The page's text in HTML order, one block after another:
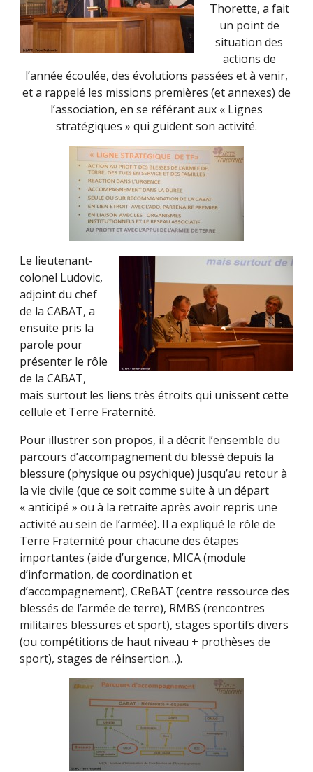
Thorette, a fait
un point de
situation des
actions de
l’année écoulée, des évolutions passées et à venir,
et a rappelé les missions premières (et annexes) de
l’association, en se référant aux « Lignes
stratégiques » qui guident son activité.
Le lieutenant-
colonel Ludovic,
adjoint du chef
de la CABAT, a
ensuite pris la
parole pour
présenter le rôle
de la CABAT,
mais surtout les liens très étroits qui unissent cette
cellule et Terre Fraternité.
Pour illustrer son propos, il a décrit l’ensemble du
parcours d’accompagnement du blessé depuis la
blessure (physique ou psychique) jusqu’au retour à
la vie civile (que ce soit comme suite à un départ
« anticipé » ou à la retraite après avoir repris une
activité au sein de l’armée). Il a expliqué le rôle de
Terre Fraternité pour chacune des étapes
importantes (aide d’urgence, MICA (module
d’information, de coordination et
d’accompagnement), CReBAT (centre ressource des
blessés de l’armée de terre), RMBS (rencontres
militaires blessures et sport), stages sportifs divers
(ou compétitions de haut niveau + prothèses de
sport), stages de réinsertion…).